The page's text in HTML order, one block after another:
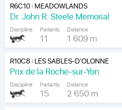
R6C10| MEADOWLANDS
Dr. John R. Steele Memorial
Discipline Partants
11
Distance
1 609 m
R10C8| LES SABLES-D'OLONNE
Prix de la Roche-sur-Yon
Discipline Partants
15
Distance
2 650 m